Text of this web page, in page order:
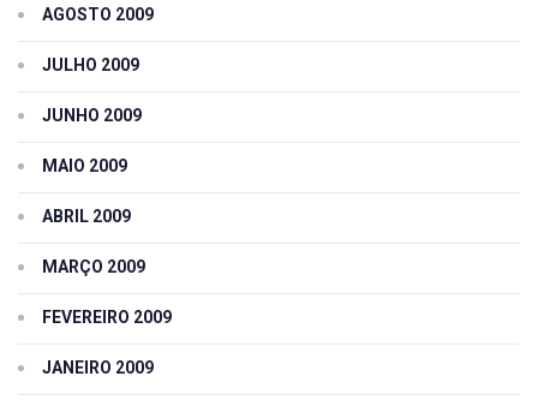
AGOSTO 2009
JULHO 2009
JUNHO 2009
MAIO 2009
ABRIL 2009
MARÇO 2009
FEVEREIRO 2009
JANEIRO 2009